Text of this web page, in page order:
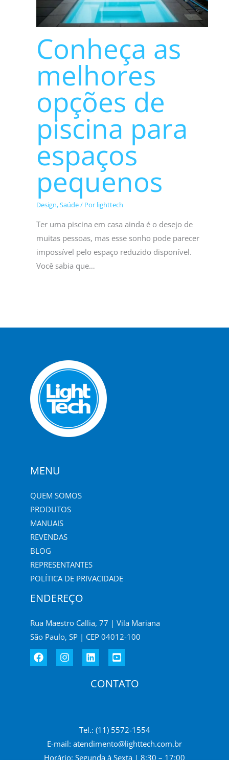
Conheça as
melhores
opções de
piscina para
espaços
pequenos
Design,Saúde/ Por lighttech
Ter uma piscina em casa ainda é o desejo de
muitas pessoas, mas esse sonho pode parecer
impossível pelo espaço reduzido disponível.
Você sabia que…
MENU
QUEM SOMOS
PRODUTOS
MANUAIS
REVENDAS
BLOG
REPRESENTANTES
POLÍTICA DE PRIVACIDADE
ENDEREÇO
Rua Maestro Callia, 77 | Vila Mariana
São Paulo, SP | CEP 04012-100
CONTATO
Tel.: (11) 5572-1554
E-mail: atendimento@lighttech.com.br
Horário: Segunda à Sexta | 8:30 – 17:00